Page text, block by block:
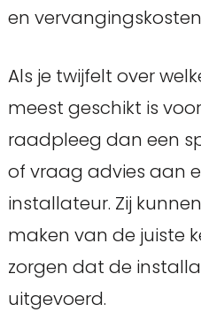
en
Als je twijfelt over
meest geschikt is
raadpleeg dan een
of vraag advies aan
installateur. Zij
maken van de juiste
zorgen dat de
uitgevoerd.